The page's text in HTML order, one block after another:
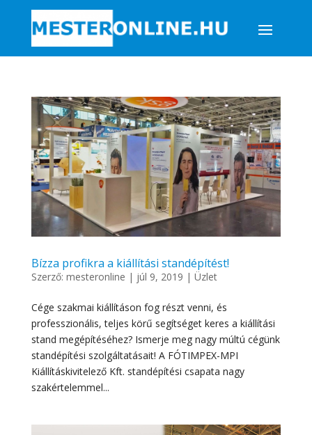
Bízza profikra a kiállítási standépítést!
Szerző: mesteronline | júl 9, 2019 | Üzlet
Cége szakmai kiállításon fog részt venni, és
professzionális, teljes körű segítséget keres a kiállítási
stand megépítéséhez? Ismerje meg nagy múltú cégünk
standépítési szolgáltatásait! A FÓTIMPEX-MPI
Kiállításkivitelező Kft. standépítési csapata nagy
szakértelemmel...